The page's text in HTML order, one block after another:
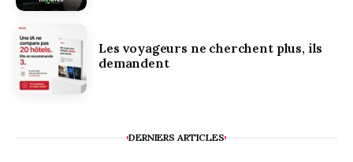
Les voyageurs ne cherchent plus, ils
demandent
DERNIERS ARTICLES